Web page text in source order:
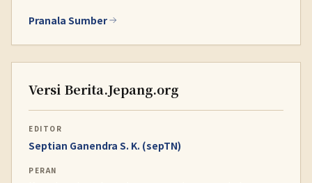
Pranala Sumber
Versi Berita.Jepang.org
EDITOR
Septian Ganendra S. K. (sepTN)
PERAN